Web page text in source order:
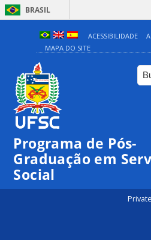
BRASIL
ACESSIBILIDADE
MAPA DO SITE
Programa de Pós-
Graduação em
Social